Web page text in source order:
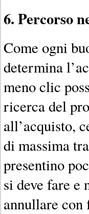
6. Percorso
Come ogni
determina
meno clic
ricerca del
all’acquisto,
di massima
presentino
si deve fare e
annullare